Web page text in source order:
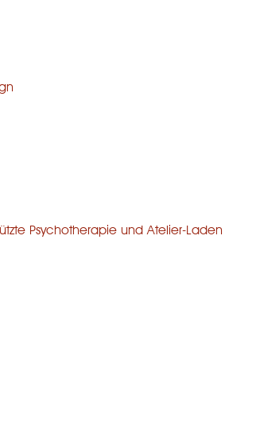
Psychotherapie und Atelier-Laden